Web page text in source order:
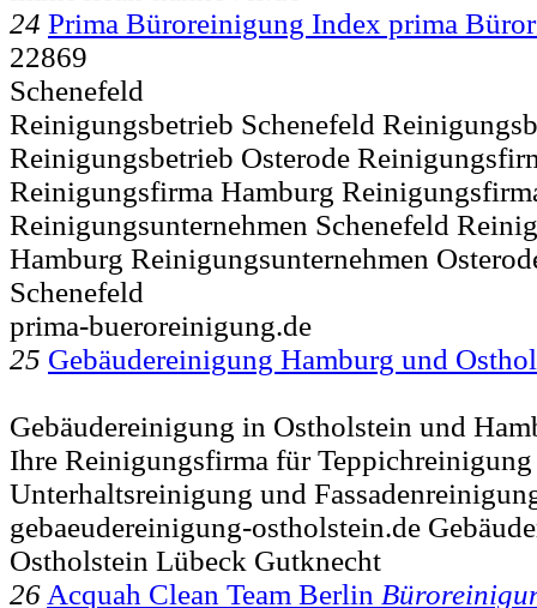
24 Prima Büroreinigung Index prima
22869
Schenefeld
Reinigungsbetrieb Schenefeld
Reinigungsbetrieb Osterode
Reinigungsfirma Hamburg
Reinigungsunternehmen Schenefeld
Hamburg Reinigungsunternehmen
Schenefeld
prima-bueroreinigung.de
25 Gebäudereinigung Hamburg und
Gebäudereinigung in Ostholstein und
Ihre Reinigungsfirma für
Unterhaltsreinigung und
gebaeudereinigung-ostholstein.de
Ostholstein Lübeck Gutknecht
26 Acquah Clean Team Berlin